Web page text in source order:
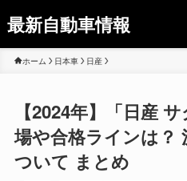
最新自動車情報
ホーム 日本車 日産
【2024年】「日産
場や合格ラインは？
ついて まとめ